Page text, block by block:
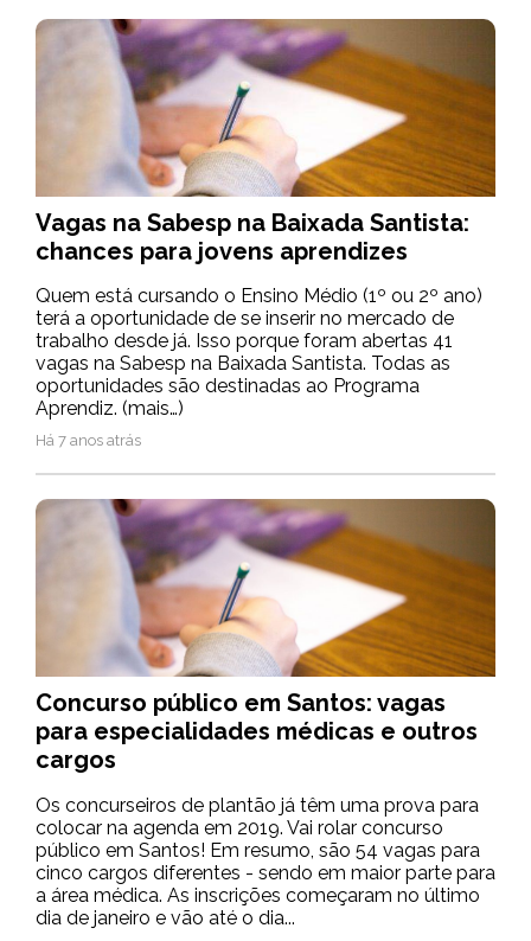
Vagas na Sabesp na Baixada Santista:
chances para jovens aprendizes
Quem está cursando o Ensino Médio (1º ou 2º ano)
terá a oportunidade de se inserir no mercado de
trabalho desde já. Isso porque foram abertas 41
vagas na Sabesp na Baixada Santista. Todas as
oportunidades são destinadas ao Programa
Aprendiz. (mais…)
Há 7 anos atrás
Concurso público em Santos: vagas
para especialidades médicas e outros
cargos
Os concurseiros de plantão já têm uma prova para
colocar na agenda em 2019. Vai rolar concurso
público em Santos! Em resumo, são 54 vagas para
cinco cargos diferentes - sendo em maior parte para
a área médica. As inscrições começaram no último
dia de janeiro e vão até o dia...